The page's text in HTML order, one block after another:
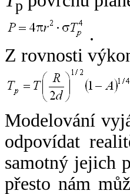
p
.
Z rovnosti
Modelování
odpovídat
samotný jejich
přesto nám